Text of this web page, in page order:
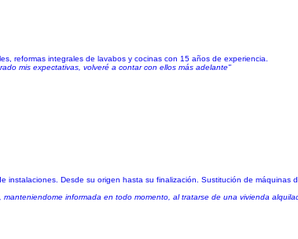
reformas integrales de lavabos y cocinas con 15 años de experiencia.
mis expectativas, volveré a contar con ellos más adelante"
Desde su origen hasta su finalización. Sustitución de máquinas
informada en todo momento, al tratarse de una vivienda